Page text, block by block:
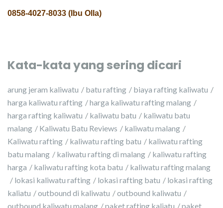
0858-4027-8033 (Ibu Olla)
Kata-kata yang sering dicari
arung jeram kaliwatu batu rafting
biaya rafting kaliwatu
harga kaliwatu rafting
harga kaliwatu rafting malang
harga rafting kaliwatu
kaliwatu batu
kaliwatu batu
malang
Kaliwatu Batu Reviews
kaliwatu malang
Kaliwatu rafting
kaliwatu rafting batu
kaliwatu rafting
batu malang
kaliwatu rafting di malang
kaliwatu rafting
harga
kaliwatu rafting kota batu
kaliwatu rafting malang
lokasi kaliwatu rafting
lokasi rafting batu
lokasi rafting
kaliatu
outbound di kaliwatu
outbound kaliwatu
outbound kaliwatu malang
paket rafting kaliatu
paket